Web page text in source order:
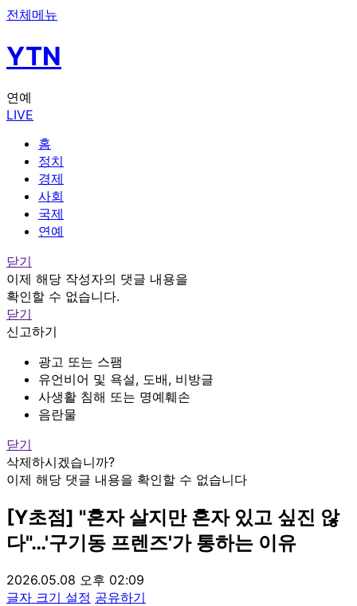
전체메뉴
YTN
연예
LIVE
홈
정치
경제
사회
국제
연예
닫기
이제 해당 작성자의 댓글 내용을
확인할 수 없습니다.
닫기
신고하기
광고 또는 스팸
유언비어 및 욕설, 도배, 비방글
사생활 침해 또는 명예훼손
음란물
닫기
삭제하시겠습니까?
이제 해당 댓글 내용을 확인할 수 없습니다
[Y초점] "혼자 살지만 혼자 있고 싶진 않
다"…'구기동 프렌즈'가 통하는 이유
2026.05.08 오후 02:09
글자 크기 설정 공유하기